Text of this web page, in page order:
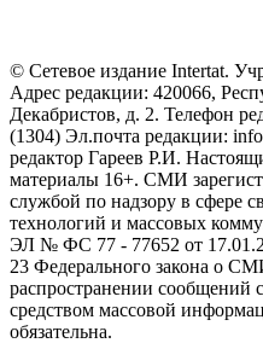
© Сетевое издание Intertat.
Адрес редакции: 420066,
Декабристов, д. 2. Телефон
(1304) Эл.почта редакции:
редактор Гареев Р.И.
материалы 16+. СМИ
службой по надзору в сфере
технологий и массовых
ЭЛ № ФС 77 - 77652 от
23 Федерального закона о
распространении сообщений
средством массовой
обязательна.